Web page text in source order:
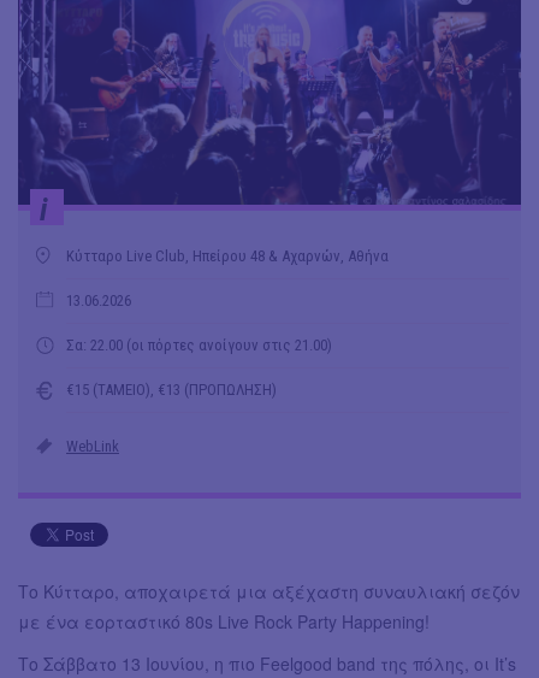
i
Κύτταρο Live Club, Ηπείρου 48 & Αχαρνών, Αθήνα
13.06.2026
Σα: 22.00 (οι πόρτες ανοίγουν στις 21.00)
€15 (ΤΑΜΕΙΟ), €13 (ΠΡΟΠΩΛΗΣΗ)
WebLink
Το Κύτταρο, αποχαιρετά μια αξέχαστη συναυλιακή σεζόν
με ένα εορταστικό 80s Live Rock Party Happening!
Το Σάββατο 13 Ιουνίου, η πιο Feelgood band της πόλης, οι It’s